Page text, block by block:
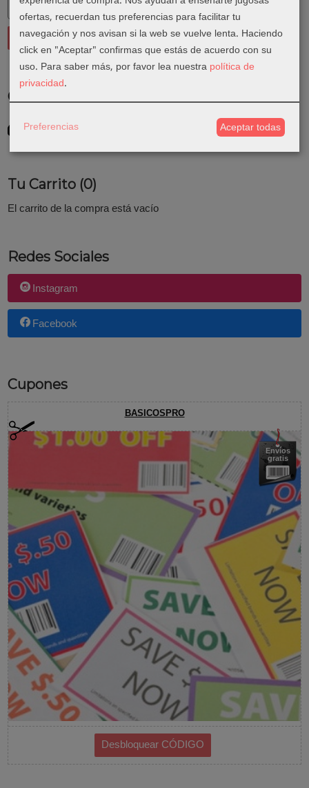
Costes de Envío
GRATIS *
Tu Carrito (0)
El carrito de la compra está vacío
Redes Sociales
Instagram
Facebook
Cupones
BASICOSPRO
Envíos
gratis
ofertas, recuerdan tus preferencias para facilitar tu
navegación y nos avisan si la web se vuelve lenta. Haciendo
click en "Aceptar" confirmas que estás de acuerdo con su
uso. Para saber más, por favor lea nuestra política de
privacidad.
Preferencias Aceptar todas